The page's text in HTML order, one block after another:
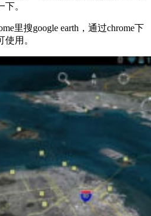
。
里搜google earth，通过chrome下
用。